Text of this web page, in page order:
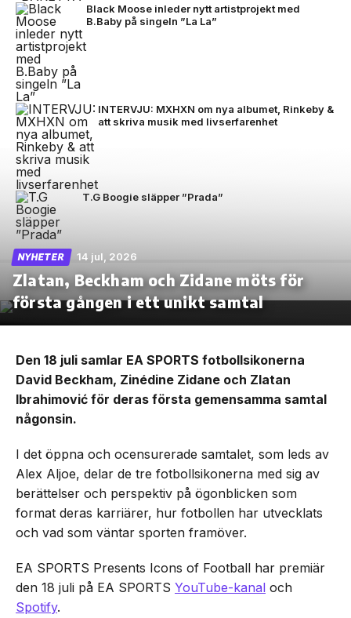
Black Moose inleder nytt artistprojekt med
B.Baby på singeln ”La La”
INTERVJU: MXHXN om nya albumet, Rinkeby &
att skriva musik med livserfarenhet
T.G Boogie släpper ”Prada”
NYHETER 14 jul, 2026
Zlatan, Beckham och Zidane möts för
första gången i ett unikt samtal
Den 18 juli samlar EA SPORTS fotbollsikonerna
David Beckham, Zinédine Zidane och Zlatan
Ibrahimović för deras första gemensamma samtal
någonsin.
I det öppna och ocensurerade samtalet, som leds av
Alex Aljoe, delar de tre fotbollsikonerna med sig av
berättelser och perspektiv på ögonblicken som
format deras karriärer, hur fotbollen har utvecklats
och vad som väntar sporten framöver.
EA SPORTS Presents Icons of Football har premiär
den 18 juli på EA SPORTS YouTube-kanal och
Spotify.